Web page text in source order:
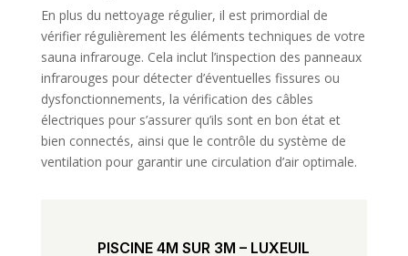
En plus du nettoyage régulier, il est primordial de
vérifier régulièrement les éléments techniques de votre
sauna infrarouge. Cela inclut l’inspection des panneaux
infrarouges pour détecter d’éventuelles fissures ou
dysfonctionnements, la vérification des câbles
électriques pour s’assurer qu’ils sont en bon état et
bien connectés, ainsi que le contrôle du système de
ventilation pour garantir une circulation d’air optimale.
PISCINE 4M SUR 3M – LUXEUIL